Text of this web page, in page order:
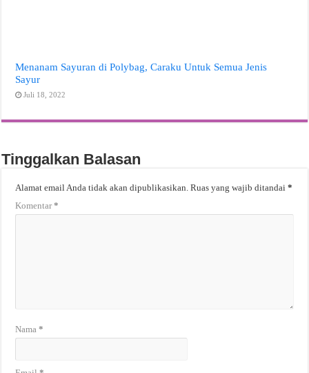
Menanam Sayuran di Polybag, Caraku Untuk Semua Jenis
Sayur
Juli 18, 2022
Tinggalkan Balasan
Alamat email Anda tidak akan dipublikasikan. Ruas yang wajib ditandai*
Komentar*
Nama*